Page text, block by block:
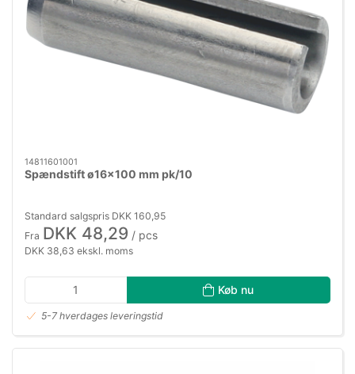
14811601001
Spændstift ø16×100 mm pk/10
Standard salgspris DKK 160,95
Fra DKK 48,29 / pcs
DKK 38,63 ekskl. moms
Køb nu
5-7 hverdages leveringstid